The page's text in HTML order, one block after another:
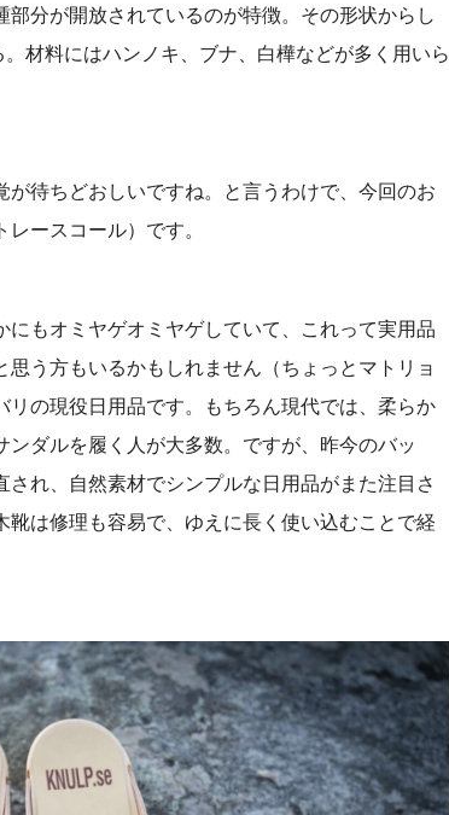
分が開放されているのが特徴。その形状からし
材料にはハンノキ、ブナ、白樺などが多く用いら
待ちどおしいですね。と言うわけで、今回のお
ースコール）です。
もオミヤゲオミヤゲしていて、これって実用品
う方もいるかもしれません（ちょっとマトリョ
の現役日用品です。もちろん現代では、柔らか
ダルを履く人が大多数。ですが、昨今のバッ
れ、自然素材でシンプルな日用品がまた注目さ
は修理も容易で、ゆえに長く使い込むことで経